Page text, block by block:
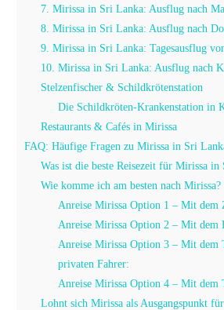
7. Mirissa in Sri Lanka: Ausflug nach
8. Mirissa in Sri Lanka: Ausflug nach
9. Mirissa in Sri Lanka: Tagesausflug
10. Mirissa in Sri Lanka: Ausflug nach
Stelzenfischer & Schildkrötenstation
Die Schildkröten-Krankenstation in
Restaurants & Cafés in Mirissa
FAQ: Häufige Fragen zu Mirissa in Sri
Was ist die beste Reisezeit für Mirissa in
Wie komme ich am besten nach Mirissa?
Anreise Mirissa Option 1 – Mit dem
Anreise Mirissa Option 2 – Mit dem
Anreise Mirissa Option 3 – Mit dem
privaten Fahrer:
Anreise Mirissa Option 4 – Mit dem
Lohnt sich Mirissa als Ausgangspunkt